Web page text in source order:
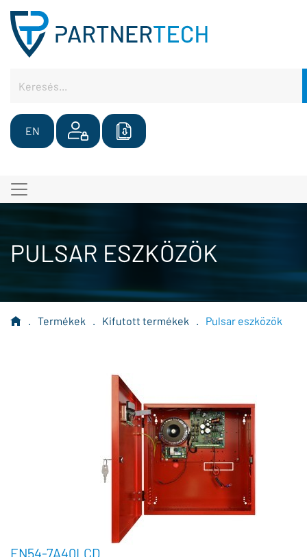
EN
PULSAR ESZKÖZÖK
. Termékek . Kifutott termékek . Pulsar eszközök
EN54-7A40LCD